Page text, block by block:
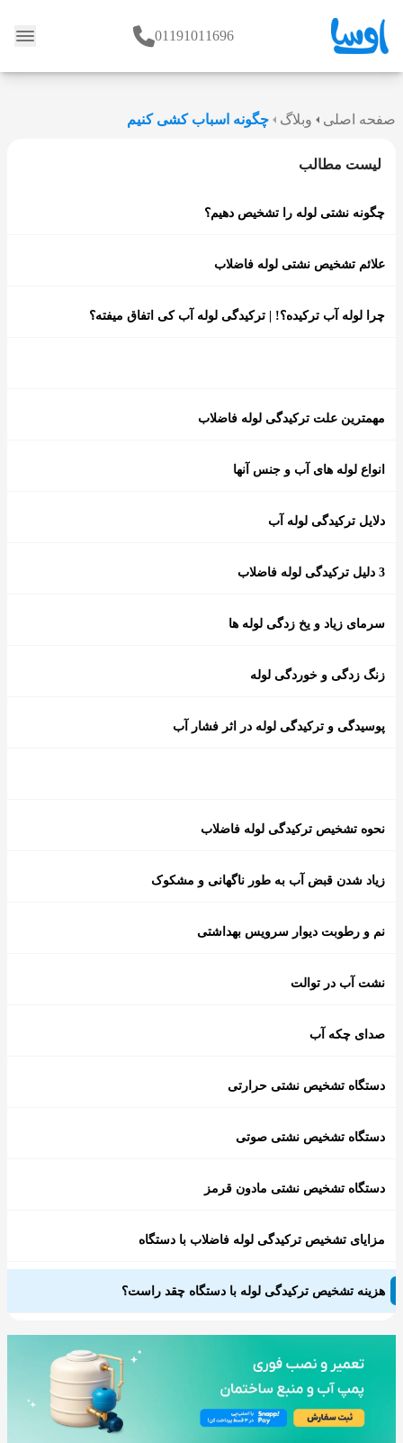
وبلاگ 01191011696
صفحه اصلی وبلاگ چگونه اسباب کشی کنیم
لیست مطالب
چگونه نشتی لوله را تشخیص دهیم؟
علائم تشخیص نشتی لوله فاضلاب
چرا لوله آب ترکیده؟! | ترکیدگی لوله آب کی اتفاق میفته؟
مهمترین علت ترکیدگی لوله فاضلاب
انواع لوله های آب و جنس آنها
دلایل ترکیدگی لوله آب
3 دلیل ترکیدگی لوله فاضلاب
سرمای زیاد و یخ زدگی لوله ها
زنگ زدگی و خوردگی لوله
پوسیدگی و ترکیدگی لوله در اثر فشار آب
نحوه تشخیص ترکیدگی لوله فاضلاب
زیاد شدن قبض آب به طور ناگهانی و مشکوک
نم و رطوبت دیوار سرویس بهداشتی
نشت آب در توالت
صدای چکه آب
دستگاه تشخیص نشتی حرارتی
دستگاه تشخیص نشتی صوتی
دستگاه تشخیص نشتی مادون قرمز
مزایای تشخیص ترکیدگی لوله فاضلاب با دستگاه
هزینه تشخیص ترکیدگی لوله با دستگاه چقد راست؟